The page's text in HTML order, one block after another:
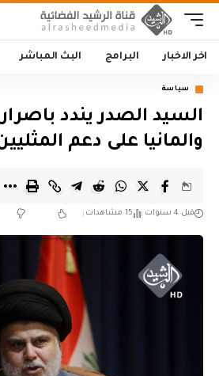
اخر الاخبار البرامج البث المباشر
سياسة
السيد الصدر يندد باصرار
والمانيا على دعم
قبل 4 سنوات 15 مشاهدات